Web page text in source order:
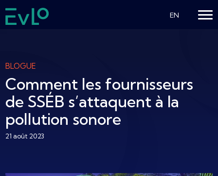
EN
BLOGUE
Comment les fournisseurs
de SSÉB s’attaquent à la
pollution sonore
21 août 2023